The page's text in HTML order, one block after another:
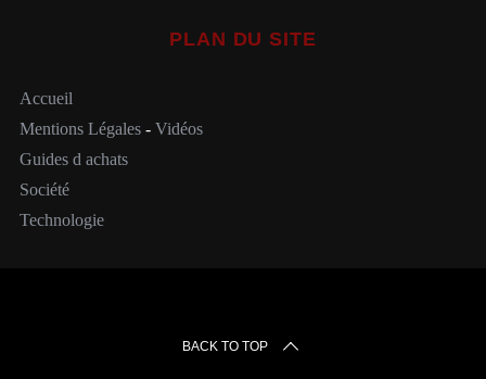
PLAN DU SITE
Accueil
Mentions Légales- Vidéos
Guides d achats
Société
Technologie
BACK TO TOP